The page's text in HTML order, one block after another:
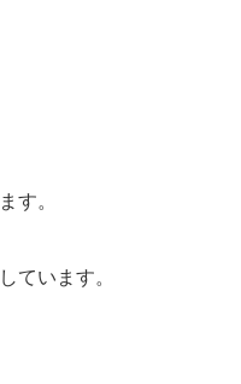
す。
ています。